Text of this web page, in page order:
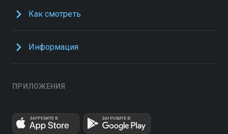
Как смотреть
Информация
ПРИЛОЖЕНИЯ